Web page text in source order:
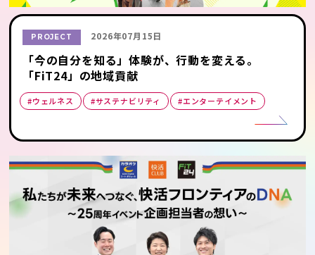
PROJECT 2026年07月15日
「今の自分を知る」体験が、行動を変える。
「FiT24」の地域貢献
#ウェルネス #サステナビリティ #エンターテイメント